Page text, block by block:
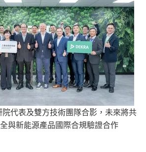
代表及雙方技術團隊合影，未來將共
與新能源產品國際合規驗證合作